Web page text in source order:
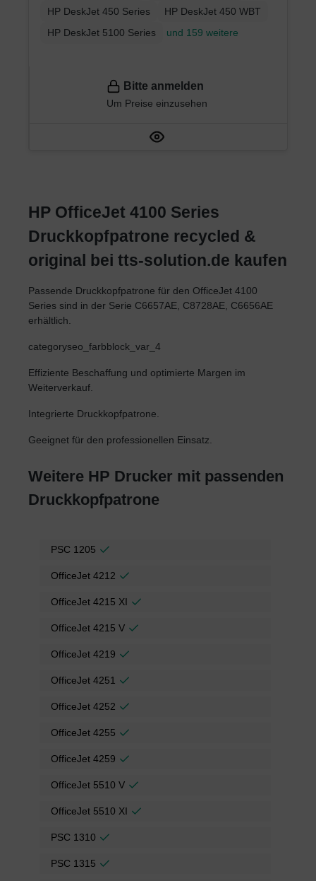
HP DeskJet 450 Series
HP DeskJet 450 WBT
HP DeskJet 5100 Series
und 159 weitere
Bitte anmelden
Um Preise einzusehen
HP OfficeJet 4100 Series
Druckkopfpatrone recycled &
original bei tts-solution.de kaufen
Passende Druckkopfpatrone für den OfficeJet 4100
Series sind in der Serie C6657AE, C8728AE, C6656AE
erhältlich.
categoryseo_farbblock_var_4
Effiziente Beschaffung und optimierte Margen im
Weiterverkauf.
Integrierte Druckkopfpatrone.
Geeignet für den professionellen Einsatz.
Weitere HP Drucker mit passenden
Druckkopfpatrone
PSC 1205
OfficeJet 4212
OfficeJet 4215 XI
OfficeJet 4215 V
OfficeJet 4219
OfficeJet 4251
OfficeJet 4252
OfficeJet 4255
OfficeJet 4259
OfficeJet 5510 V
OfficeJet 5510 XI
PSC 1310
PSC 1315